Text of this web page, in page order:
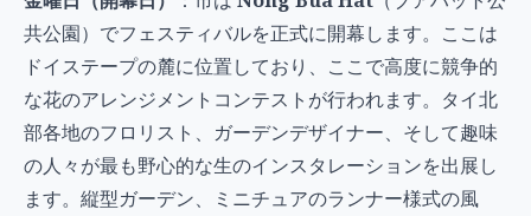
共公園）でフェスティバルを正式に開幕します。ここは
ドイステープの麓に位置しており、ここで高度に競争的
な花のアレンジメントコンテストが行われます。タイ北
部各地のフロリスト、ガーデンデザイナー、そして趣味
の人々が最も野心的な生のインスタレーションを出展し
ます。縦型ガーデン、ミニチュアのランナー様式の風